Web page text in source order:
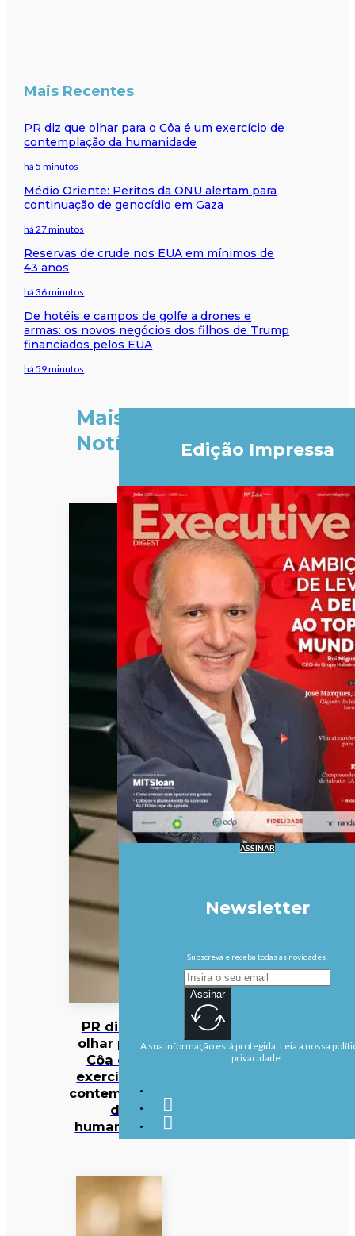
Mais Recentes
PR diz que olhar para o Côa é um exercício de
contemplação da humanidade
há 5 minutos
Médio Oriente: Peritos da ONU alertam para
continuação de genocídio em Gaza
há 27 minutos
Reservas de crude nos EUA em mínimos de
43 anos
há 36 minutos
De hotéis e campos de golfe a drones e
armas: os novos negócios dos filhos de Trump
financiados pelos EUA
há 59 minutos
Mais
Notícias
PR diz que
olhar para o
Côa é um
exercício de
contemplação
da
humanidade
Edição Impressa
ASSINAR
Newsletter
Subscreva e receba todas as novidades.
Assinar
A sua informação está protegida. Leia a nossa
privacidade.